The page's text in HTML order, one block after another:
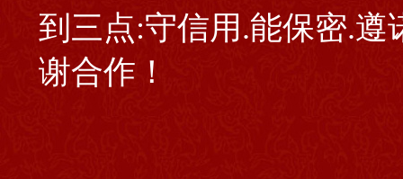
到三点:守信用.能保密.
谢合作！